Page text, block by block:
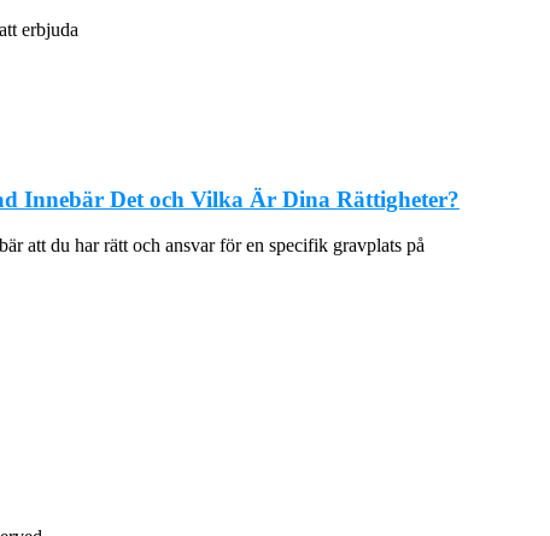
erbjuda
Innebär Det och Vilka Är Dina Rättigheter?
att du har rätt och ansvar för en specifik gravplats på